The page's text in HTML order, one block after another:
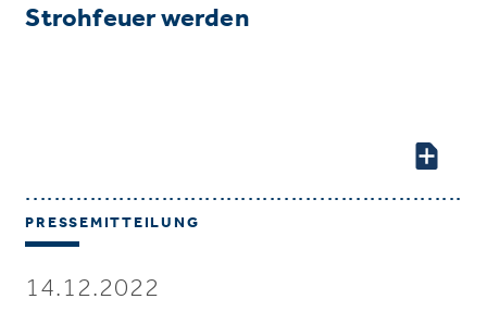
Strohfeuer werden
PRESSEMITTEILUNG
14.12.2022